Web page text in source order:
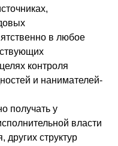
в любое
контроля
и нанимателей-
получать у
власти
других структур